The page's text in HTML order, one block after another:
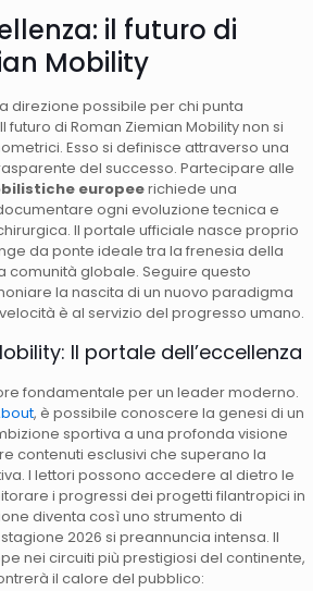
il futuro di
Mobility
direzione possibile per chi punta
futuro di Roman Ziemian Mobility non si
Esso si definisce attraverso una
del successo. Partecipare alle
europeerichiede una
ogni evoluzione tecnica e
Il portale ufficiale nasce proprio
da ponte ideale tra la frenesia della
comunità globale. Seguire questo
la nascita di un nuovo paradigma
è al servizio del progresso umano.
Il portale dell’eccellenza
fondamentale per un leader moderno.
, è possibile conoscere la genesi di un
sportiva a una profonda visione
contenuti esclusivi che superano la
I lettori possono accedere al dietro le
i progressi dei progetti filantropici in
diventa così uno strumento di
2026 si preannuncia intensa. Il
nei circuiti più prestigiosi del continente,
il calore del pubblico: